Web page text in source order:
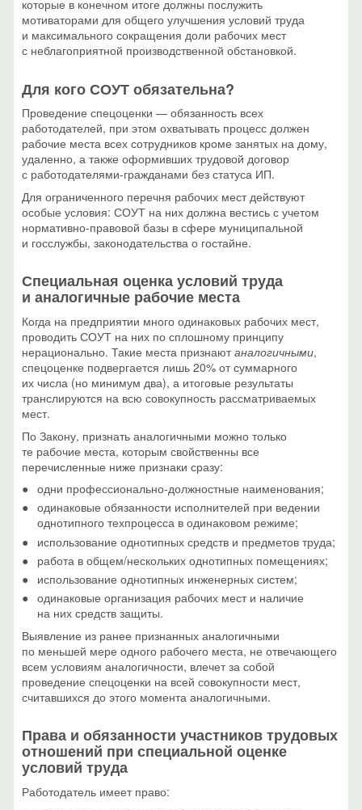
которые в конечном итоге должны послужить
мотиваторами для общего улучшения условий труда
и максимального сокращения доли рабочих мест
с неблагоприятной производственной обстановкой.
Для кого СОУТ обязательна?
Проведение спецоценки — обязанность всех
работодателей, при этом охватывать процесс должен
рабочие места всех сотрудников кроме занятых на дому,
удаленно, а также оформивших трудовой договор
с работодателями-гражданами без статуса ИП.
Для ограниченного перечня рабочих мест действуют
особые условия: СОУТ на них должна вестись с учетом
нормативно-правовой базы в сфере муниципальной
и госслужбы, законодательства о гостайне.
Специальная оценка условий труда
и аналогичные рабочие места
Когда на предприятии много одинаковых рабочих мест,
проводить СОУТ на них по сплошному принципу
нерационально. Такие места признаютаналогичными,
спецоценке подвергается лишь 20% от суммарного
их числа (но минимум два), а итоговые результаты
транслируются на всю совокупность рассматриваемых
мест.
По Закону, признать аналогичными можно только
те рабочие места, которым свойственны все
перечисленные ниже признаки сразу:
одни профессионально-должностные наименования;
одинаковые обязанности исполнителей при ведении
однотипного техпроцесса в одинаковом режиме;
использование однотипных средств и предметов труда;
работа в общем/нескольких однотипных помещениях;
использование однотипных инженерных систем;
одинаковые организация рабочих мест и наличие
на них средств защиты.
Выявление из ранее признанных аналогичными
по меньшей мере одного рабочего места, не отвечающего
всем условиям аналогичности, влечет за собой
проведение спецоценки на всей совокупности мест,
считавшихся до этого момента аналогичными.
Права и обязанности участников трудовых
отношений при специальной оценке
условий труда
Работодатель имеет право: